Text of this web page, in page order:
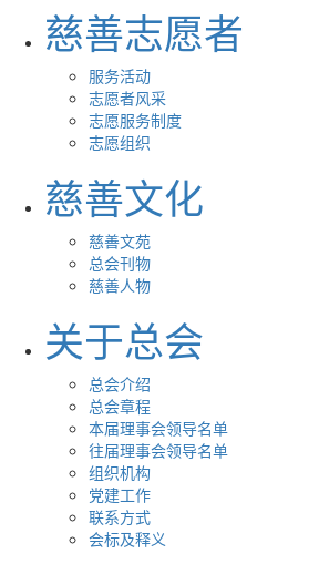
慈善志愿者
服务活动
志愿者风采
志愿服务制度
志愿组织
慈善文化
慈善文苑
总会刊物
慈善人物
关于总会
总会介绍
总会章程
本届理事会领导名单
往届理事会领导名单
组织机构
党建工作
联系方式
会标及释义